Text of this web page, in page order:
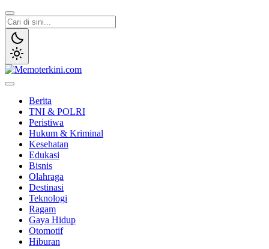
Lewati
ke
konten
Berita
TNI & POLRI
Peristiwa
Hukum & Kriminal
Kesehatan
Edukasi
Bisnis
Olahraga
Destinasi
Teknologi
Ragam
Gaya Hidup
Otomotif
Hiburan